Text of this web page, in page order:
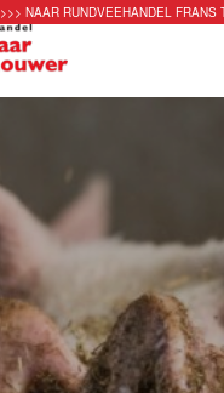
>>> NAAR RUNDVEEHANDEL FRANS